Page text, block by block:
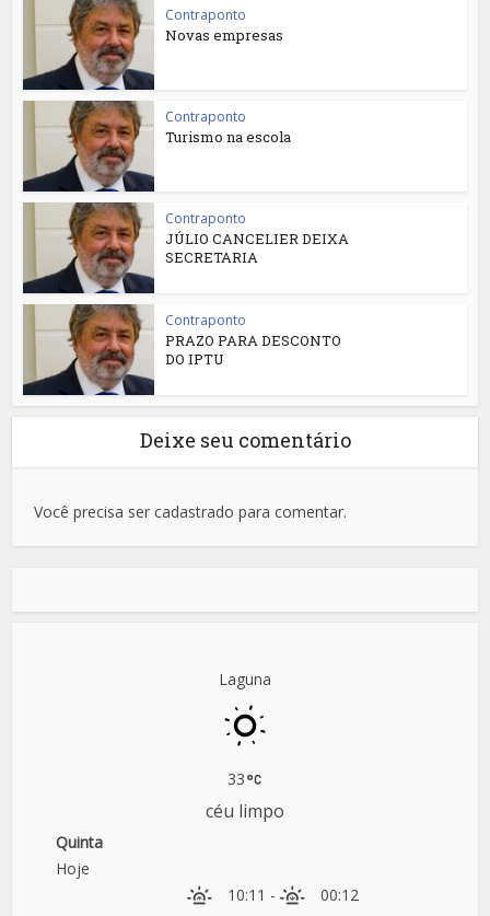
Contraponto
Novas empresas
Contraponto
Turismo na escola
Contraponto
JÚLIO CANCELIER DEIXA
SECRETARIA
Contraponto
PRAZO PARA DESCONTO
DO IPTU
Deixe seu comentário
Você precisa ser cadastrado para comentar.
Laguna
33
céu limpo
Quinta
Hoje
10:11 - 00:12